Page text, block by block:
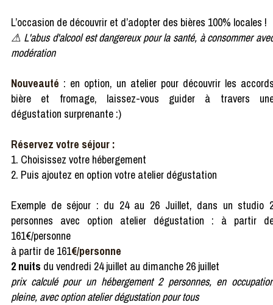
L’occasion de découvrir et d’adopter des bières 100% locales !
⚠ L'abus d'alcool est dangereux pour la santé, à consommer
modération
Nouveauté : en option, un atelier pour découvrir les
bière et fromage, laissez-vous guider à travers
dégustation surprenante :)
Réservez votre séjour :
1. Choisissez votre hébergement
2. Puis ajoutez en option votre atelier dégustation
Exemple de séjour : du 24 au 26 Juillet, dans un studio
personnes avec option atelier dégustation : à partir
161€/personne
à partir de 161€/personne
2 nuits du vendredi 24 juillet au dimanche 26 juillet
prix calculé pour un hébergement 2 personnes, en
pleine, avec option atelier dégustation pour tous